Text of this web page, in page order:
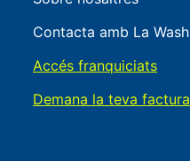
Contacta amb La Wash
Accés franquiciats
Demana la teva factura